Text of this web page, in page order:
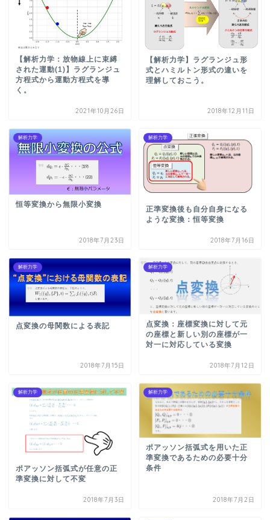
【解析力学：放物線上に束縛
された運動(1)】ラグランジュ
方程式から運動方程式を導
く。
2021年10月26日
【解析力学】ラグランジュ形
式とハミルトン形式の違いを
理解しておこう。
2018年12月11日
解析力学
恒等変換から無限小変換
2018年7月23日
解析力学
正準変換後も自分自身になる
ような変換：恒等変換
2018年7月16日
解析力学
点変換の母関数による表記
2018年7月15日
解析力学
点変換：座標変換に対して元
の座標と新しい別の座標が一
対一に対応している変換
2018年7月12日
解析力学
ポアッソン括弧式が任意の正
準変換に対して不変
2018年7月3日
解析力学
ポアッソン括弧式を用いた正
準変換であるための必要十分
条件
2018年7月2日